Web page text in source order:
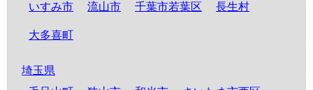
いすみ市 流山市 千葉市若葉区 長生村
大多喜町
埼玉県